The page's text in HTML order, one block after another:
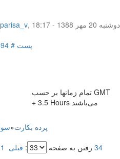
parisa_v,
دوشنبه 20 مهر 1388 - 18:17
پست # 494
تمام زمانها بر حسب GMT
+ 3.5 Hours می‌باشند
»پرده بکارت
رفتن به صفحه : قبلی 1 34